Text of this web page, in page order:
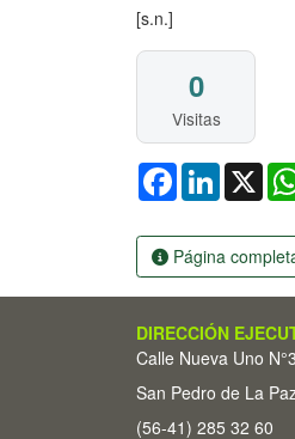
[s.n.]
0
Visitas
FacebookLinkedIn
X
Página
DIRECCIÓN
Calle Nueva Uno
San Pedro de La
(56-41) 285 32 60